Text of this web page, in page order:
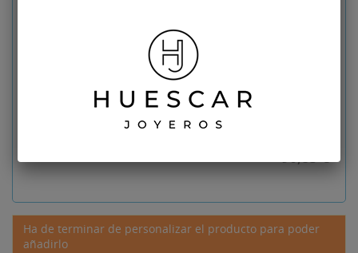
No seleccionado
Descuento: 15%
90,85 €
Ha de terminar de personalizar el producto para poder
añadirlo